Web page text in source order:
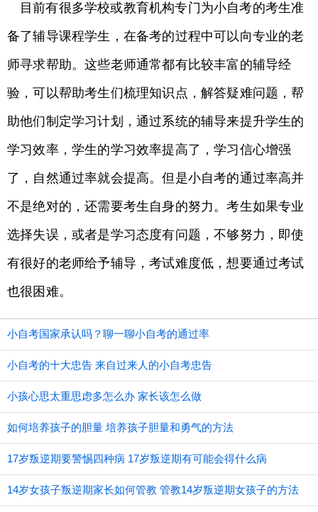
目前有很多学校或教育机构专门为小自考的考生准
备了辅导课程学生，在备考的过程中可以向专业的老
师寻求帮助。这些老师通常都有比较丰富的辅导经
验，可以帮助考生们梳理知识点，解答疑难问题，帮
助他们制定学习计划，通过系统的辅导来提升学生的
学习效率，学生的学习效率提高了，学习信心增强
了，自然通过率就会提高。但是小自考的通过率高并
不是绝对的，还需要考生自身的努力。考生如果专业
选择失误，或者是学习态度有问题，不够努力，即使
有很好的老师给予辅导，考试难度低，想要通过考试
也很困难。
小自考国家承认吗？聊一聊小自考的通过率
小自考的十大忠告 来自过来人的小自考忠告
小孩心思太重思虑多怎么办 家长该怎么做
如何培养孩子的胆量 培养孩子胆量和勇气的方法
17岁叛逆期要警惕四种病 17岁叛逆期有可能会得什么病
14岁女孩子叛逆期家长如何管教 管教14岁叛逆期女孩子的方法